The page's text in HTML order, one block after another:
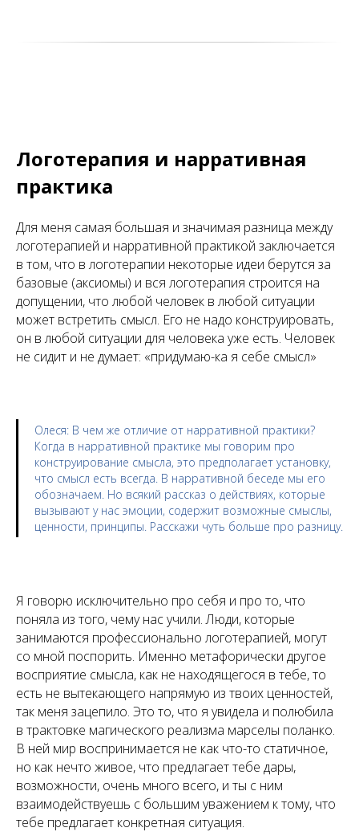
Логотерапия и нарративная
практика
Для меня самая большая и значимая разница между
логотерапией и нарративной практикой заключается
в том, что в логотерапии некоторые идеи берутся за
базовые (аксиомы) и вся логотерапия строится на
допущении, что любой человек в любой ситуации
может встретить смысл. Его не надо конструировать,
он в любой ситуации для человека уже есть. Человек
не сидит и не думает: «придумаю-ка я себе смысл»
Олеся: В чем же отличие от нарративной практики?
Когда в нарративной практике мы говорим про
конструирование смысла, это предполагает установку,
что смысл есть всегда. В нарративной беседе мы его
обозначаем. Но всякий рассказ о действиях, которые
вызывают у нас эмоции, содержит возможные смыслы,
ценности, принципы. Расскажи чуть больше про разницу.
Я говорю исключительно про себя и про то, что
поняла из того, чему нас учили. Люди, которые
занимаются профессионально логотерапией, могут
со мной поспорить. Именно метафорически другое
восприятие смысла, как не находящегося в тебе, то
есть не вытекающего напрямую из твоих ценностей,
так меня зацепило. Это то, что я увидела и полюбила
в трактовке магического реализма марселы поланко.
В ней мир воспринимается не как что-то статичное,
но как нечто живое, что предлагает тебе дары,
возможности, очень много всего, и ты с ним
взаимодействуешь с большим уважением к тому, что
тебе предлагает конкретная ситуация.